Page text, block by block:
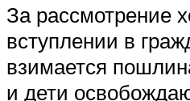
За рассмотрение
вступлении в
взимается
и дети